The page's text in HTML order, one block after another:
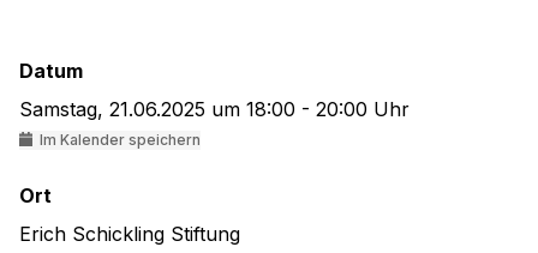
Datum
Samstag, 21.06.2025 um 18:00 - 20:00 Uhr
Im Kalender speichern
Ort
Erich Schickling Stiftung